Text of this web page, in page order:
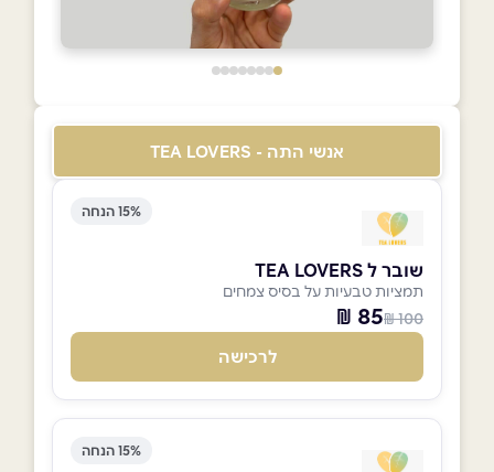
אנשי התה - TEA LOVERS
15% הנחה
שובר ל TEA LOVERS
תמציות טבעיות על בסיס צמחים
100 ₪
85 ₪
לרכישה
15% הנחה